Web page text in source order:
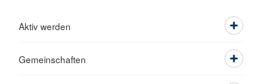
Aktiv werden
Gemeinschaften